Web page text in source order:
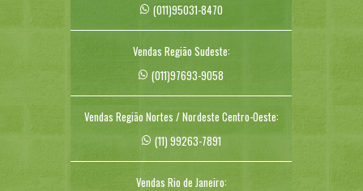
(011)95031-8470
Vendas Região Sudeste:
(011)97693-9058
Vendas Região Nortes / Nordeste Centro-Oeste:
(11) 99263-7891
Vendas Rio de Janeiro: